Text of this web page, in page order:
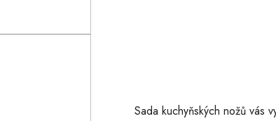
Sada kuchyňských nožů vás